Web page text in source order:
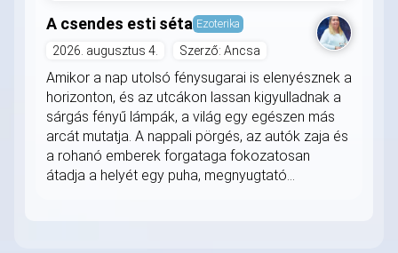
A csendes esti séta Ezoterika
2026. augusztus 4. Szerző: Ancsa
Amikor a nap utolsó fénysugarai is elenyésznek a
horizonton, és az utcákon lassan kigyulladnak a
sárgás fényű lámpák, a világ egy egészen más
arcát mutatja. A nappali pörgés, az autók zaja és
a rohanó emberek forgataga fokozatosan
átadja a helyét egy puha, megnyugtató...